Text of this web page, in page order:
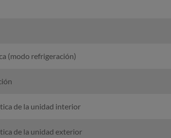
(modo refrigeración)
de la unidad interior
de la unidad exterior